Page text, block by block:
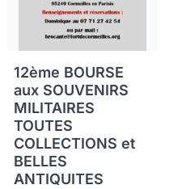
12ème BOURSE
aux SOUVENIRS
MILITAIRES
TOUTES
COLLECTIONS et
BELLES
ANTIQUITES